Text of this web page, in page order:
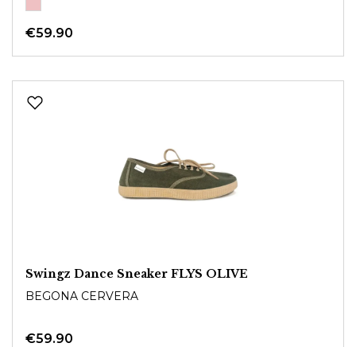
€59.90
Swingz Dance Sneaker FLYS OLIVE
BEGONA CERVERA
€59.90